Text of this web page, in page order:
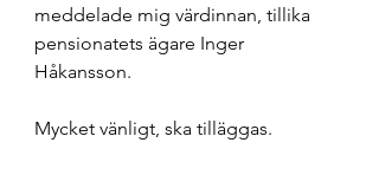
meddelade mig värdinnan, tillika
pensionatets ägare Inger
Håkansson.
Mycket vänligt, ska tilläggas.